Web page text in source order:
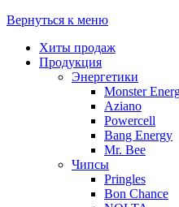
Вернуться к меню
Хиты продаж
Продукция
Энергетики
Monster
Aziano
Powercell
Bang Energy
Mr. Bee
Чипсы
Pringles
Bon Chance